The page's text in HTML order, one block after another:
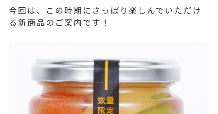
今回は、この時期にさっぱり楽しんでいただけ
る新商品のご案内です！